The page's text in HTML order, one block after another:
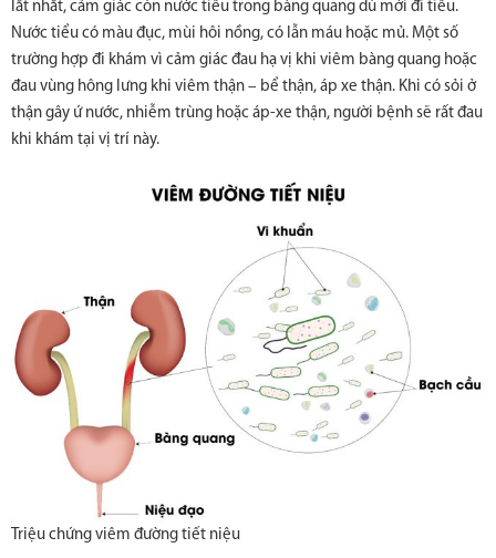
lắt nhắt, cảm giác còn nước tiểu trong bàng quang dù mới đi tiểu.
Nước tiểu có màu đục, mùi hôi nồng, có lẫn máu hoặc mủ. Một số
trường hợp đi khám vì cảm giác đau hạ vị khi viêm bàng quang hoặc
đau vùng hông lưng khi viêm thận – bể thận, áp xe thận. Khi có sỏi ở
thận gây ứ nước, nhiễm trùng hoặc áp-xe thận, người bệnh sẽ rất đau
khi khám tại vị trí này.
Triệu chứng viêm đường tiết niệu